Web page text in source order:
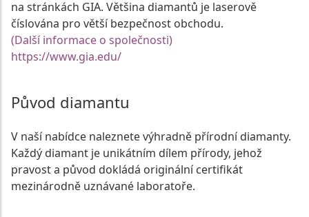
na stránkách GIA. Většina diamantů je laserově
číslována pro větší bezpečnost obchodu.
(Další informace o společnosti)
https://www.gia.edu/
Původ diamantu
V naší nabídce naleznete výhradně přírodní diamanty.
Každý diamant je unikátním dílem přírody, jehož
pravost a původ dokládá originální certifikát
mezinárodně uznávané laboratoře.